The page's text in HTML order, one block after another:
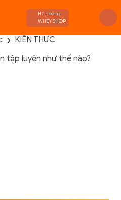
Hệ thống
WHEYSHOP
KIẾN THỨC
tập luyện như thế nào?